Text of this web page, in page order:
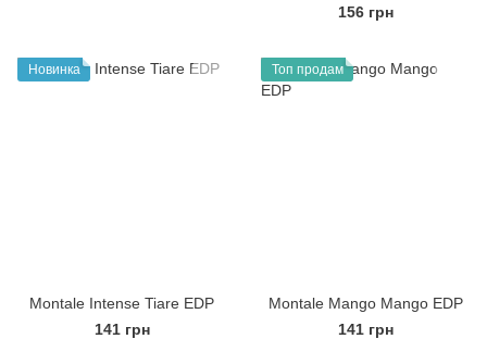
156 грн
Новинка
Montale Intense Tiare EDP
141 грн
Топ продам
Montale Mango Mango EDP
141 грн